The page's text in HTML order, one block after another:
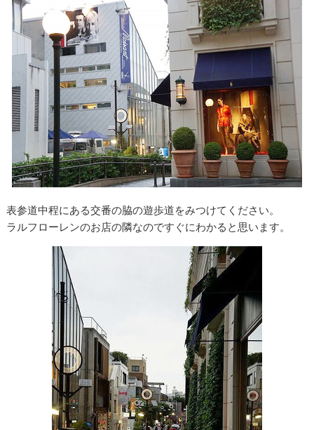
表参道中程にある交番の脇の遊歩道をみつけてください。
ラルフローレンのお店の隣なのですぐにわかると思います。